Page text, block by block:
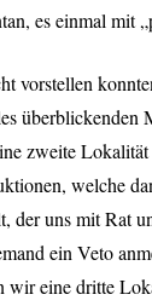
es einmal mit
vorstellen
überblickenden
zweite
welche
uns mit Rat
ein Veto
eine dritte